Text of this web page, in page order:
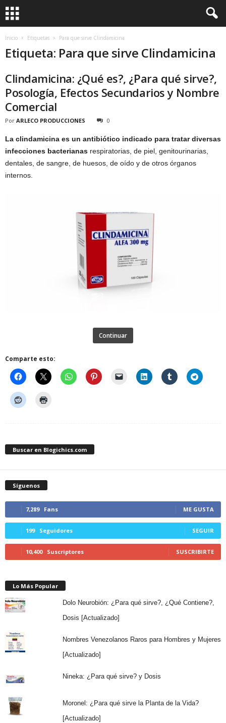
Inicio Etiquetas Para que sirve Clindamicina
Etiqueta: Para que sirve Clindamicina
Clindamicina: ¿Qué es?, ¿Para qué sirve?,
Posología, Efectos Secundarios y Nombre
Comercial
Por ARLECO PRODUCCIONES 0
La clindamicina es un antibiótico indicado para tratar diversas
infecciones bacterianas respiratorias, de piel, genitourinarias,
dentales, de sangre, de huesos, de oído y de otros órganos
internos.
Continuar
Comparte esto:
Buscar en Blogichics.com
Síguenos
7,289 Fans ME GUSTA
199 Seguidores SEGUIR
10,400 Suscriptores SUSCRIBIRTE
Lo Más Popular
Dolo Neurobión: ¿Para qué sirve?, ¿Qué Contiene?,
Dosis [Actualizado]
Nombres Venezolanos Raros para Hombres y Mujeres
[Actualizado]
Nineka: ¿Para qué sirve? y Dosis
Moronel: ¿Para qué sirve la Planta de la Vida?
[Actualizado]